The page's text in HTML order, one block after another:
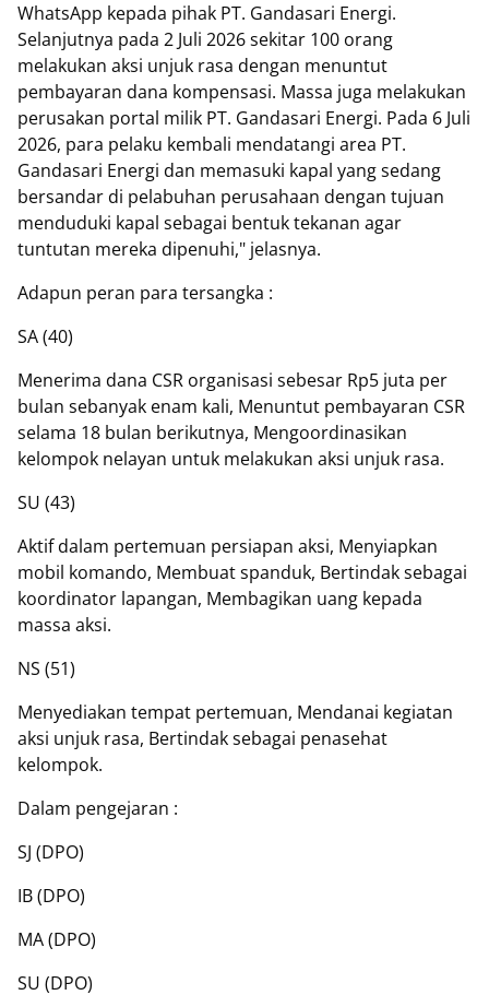
WhatsApp kepada pihak PT. Gandasari Energi.
Selanjutnya pada 2 Juli 2026 sekitar 100 orang
melakukan aksi unjuk rasa dengan menuntut
pembayaran dana kompensasi. Massa juga melakukan
perusakan portal milik PT. Gandasari Energi. Pada 6 Juli
2026, para pelaku kembali mendatangi area PT.
Gandasari Energi dan memasuki kapal yang sedang
bersandar di pelabuhan perusahaan dengan tujuan
menduduki kapal sebagai bentuk tekanan agar
tuntutan mereka dipenuhi," jelasnya.
Adapun peran para tersangka :
SA (40)
Menerima dana CSR organisasi sebesar Rp5 juta per
bulan sebanyak enam kali, Menuntut pembayaran CSR
selama 18 bulan berikutnya, Mengoordinasikan
kelompok nelayan untuk melakukan aksi unjuk rasa.
SU (43)
Aktif dalam pertemuan persiapan aksi, Menyiapkan
mobil komando, Membuat spanduk, Bertindak sebagai
koordinator lapangan, Membagikan uang kepada
massa aksi.
NS (51)
Menyediakan tempat pertemuan, Mendanai kegiatan
aksi unjuk rasa, Bertindak sebagai penasehat
kelompok.
Dalam pengejaran :
SJ (DPO)
IB (DPO)
MA (DPO)
SU (DPO)